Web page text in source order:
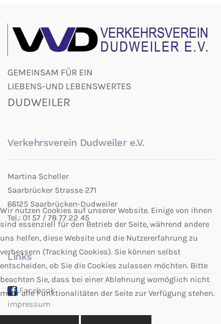
GEMEINSAM FÜR EIN
LIEBENS-UND LEBENSWERTES
DUDWEILER
Verkehrsverein Dudweiler e.V.
Martina Scheller
Saarbrücker Strasse 271
66125 Saarbrücken-Dudweiler
Tel.: 01 57 / 78 77 22 45
Links
Facebook
impressum
datenschutz
Wir nutzen Cookies auf unserer Website. Einige von ihnen
sind essenziell für den Betrieb der Seite, während andere
uns helfen, diese Website und die Nutzererfahrung zu
verbessern (Tracking Cookies). Sie können selbst
entscheiden, ob Sie die Cookies zulassen möchten. Bitte
beachten Sie, dass bei einer Ablehnung womöglich nicht
mehr alle Funktionalitäten der Seite zur Verfügung stehen.